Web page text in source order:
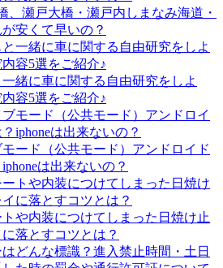
、瀬戸大橋・瀬戸内しまなみ海道・
安くて早いの？
緒に車に関する自由研究をしよ
容5選をご紹介♪
ード（公共モード）アンドロイド
は出来ないの？
や内装につけてしまった日焼け止
落とすコツとは？